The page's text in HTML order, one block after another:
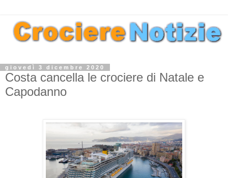
giovedì 3 dicembre 2020
Costa cancella le crociere di Natale e
Capodanno